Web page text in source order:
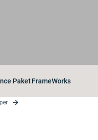
Paket FrameWorks